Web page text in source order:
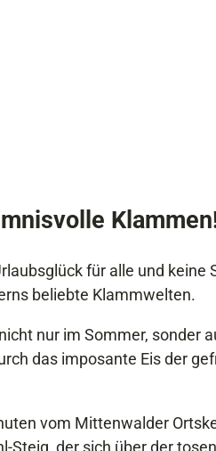
für alle und keine
beliebte Klammwelten.
nur im Sommer, sonder
das imposante Eis der
vom Mittenwalder
der sich über der